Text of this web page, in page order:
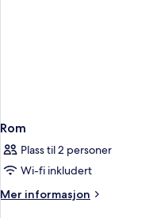
Rom
Plass til 2 personer
Wi-fi inkludert
Mer informasjon
Mer